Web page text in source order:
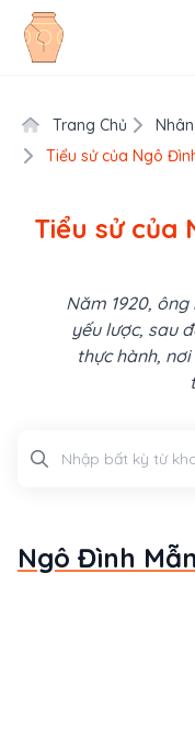
Trang Chủ
Tiểu sử của Ngô
Tiểu sử của
Năm 1920,
yếu lược, sau
thực hành,
Ngô Đình